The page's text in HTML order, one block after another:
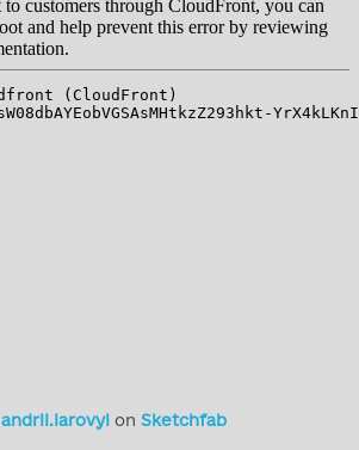
andrii.iarovyi on Sketchfab